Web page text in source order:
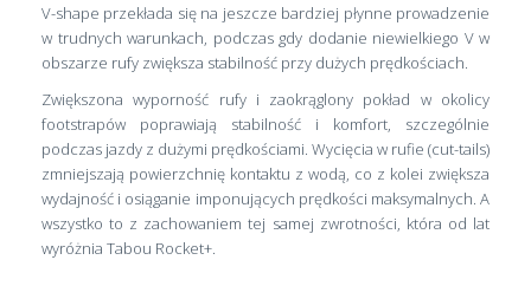
V-shape przekłada się na jeszcze bardziej płynne prowadzenie
w trudnych warunkach, podczas gdy dodanie niewielkiego V w
obszarze rufy zwiększa stabilność przy dużych prędkościach.
Zwiększona wyporność rufy i zaokrąglony pokład w okolicy
footstrapów poprawiają stabilność i komfort, szczególnie
podczas jazdy z dużymi prędkościami. Wycięcia w rufie (cut-tails)
zmniejszają powierzchnię kontaktu z wodą, co z kolei zwiększa
wydajność i osiąganie imponujących prędkości maksymalnych. A
wszystko to z zachowaniem tej samej zwrotności, która od lat
wyróżnia Tabou Rocket+.